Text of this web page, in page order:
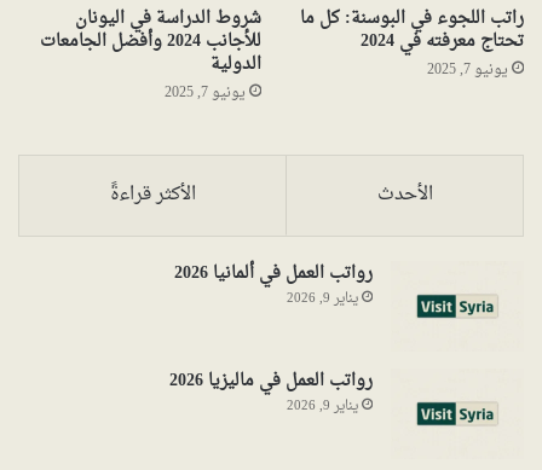
راتب اللجوء في البوسنة: كل ما
تحتاج معرفته في 2024
يونيو 7, 2025
شروط الدراسة في اليونان
للأجانب 2024 وأفضل الجامعات
الدولية
يونيو 7, 2025
الأحدث الأكثر قراءةً
رواتب العمل في ألمانيا 2026
يناير 9, 2026
رواتب العمل في ماليزيا 2026
يناير 9, 2026